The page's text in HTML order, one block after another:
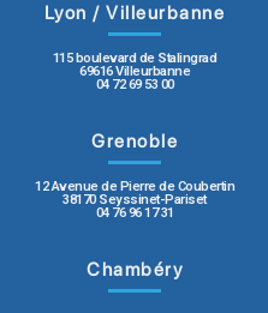
Lyon / Villeurbanne
115 boulevard de Stalingrad
69616 Villeurbanne
04 72 69 53 00
Grenoble
12 Avenue de Pierre de Coubertin
38170 Seyssinet-Pariset
04 76 96 17 31
Chambéry